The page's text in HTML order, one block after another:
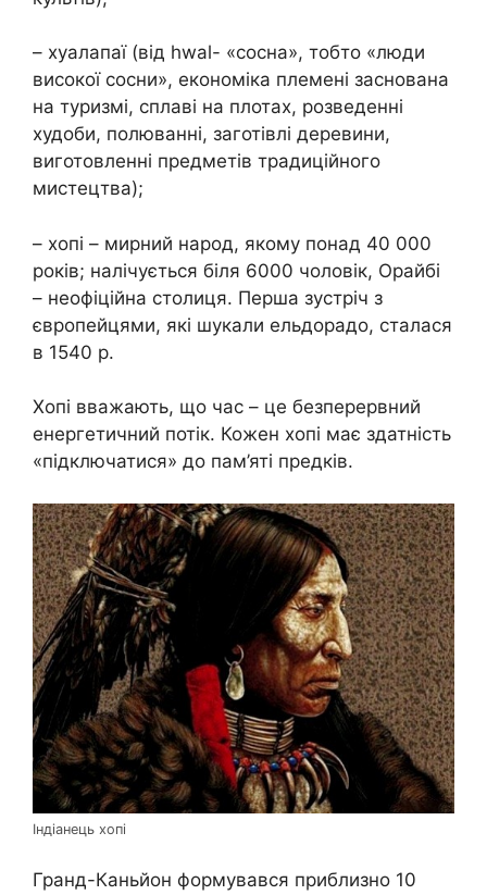
– хуалапаї (від hwal- «сосна», тобто «люди
високої сосни», економіка племені заснована
на туризмі, сплаві на плотах, розведенні
худоби, полюванні, заготівлі деревини,
виготовленні предметів традиційного
мистецтва);
– хопі – мирний народ, якому понад 40 000
років; налічується біля 6000 чоловік, Орайбі
– неофіційна столиця. Перша зустріч з
європейцями, які шукали ельдорадо, сталася
в 1540 р.
Хопі вважають, що час – це безперервний
енергетичний потік. Кожен хопі має здатність
«підключатися» до пам’яті предків.
Індіанець хопі
Гранд-Каньйон формувався приблизно 10